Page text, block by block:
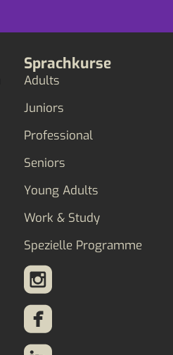
Sprachkurse
Adults
Juniors
Professional
Seniors
Young Adults
Work & Study
Spezielle Programme